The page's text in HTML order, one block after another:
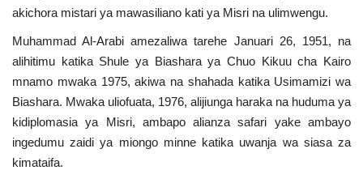
Language
English Swahili español
akichora mistari ya mawasiliano kati ya Misri na ulimwengu.
Muhammad Al-Arabi amezaliwa tarehe Januari 26, 1951, na
alihitimu katika Shule ya Biashara ya Chuo Kikuu cha Kairo
mnamo mwaka 1975, akiwa na shahada katika Usimamizi wa
Biashara. Mwaka uliofuata, 1976, alijiunga haraka na huduma ya
kidiplomasia ya Misri, ambapo alianza safari yake ambayo
ingedumu zaidi ya miongo minne katika uwanja wa siasa za
kimataifa.